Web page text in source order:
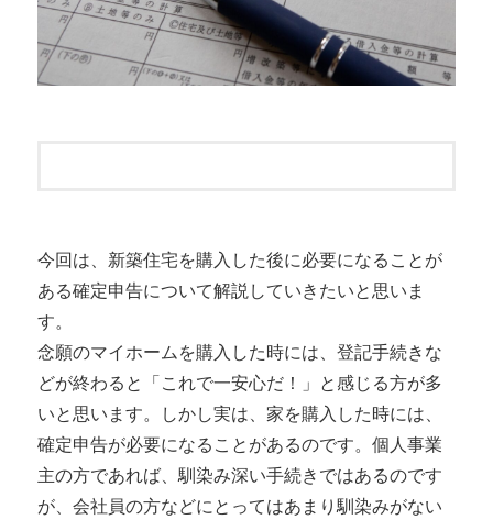
今回は、新築住宅を購入した後に必要になることが
ある確定申告について解説していきたいと思いま
す。
念願のマイホームを購入した時には、登記手続きな
どが終わると「これで一安心だ！」と感じる方が多
いと思います。しかし実は、家を購入した時には、
確定申告が必要になることがあるのです。個人事業
主の方であれば、馴染み深い手続きではあるのです
が、会社員の方などにとってはあまり馴染みがない